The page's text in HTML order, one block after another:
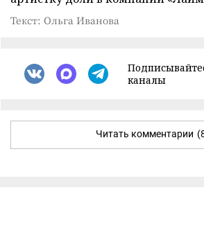
Текст: Ольга Иванова
каналы
Читать комментарии